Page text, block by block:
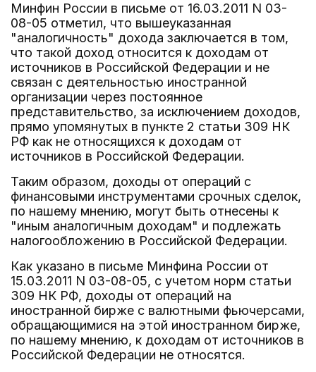
Минфин России в письме от 16.03.2011 N 03-
08-05 отметил, что вышеуказанная
"аналогичность" дохода заключается в том,
что такой доход относится к доходам от
источников в Российской Федерации и не
связан с деятельностью иностранной
организации через постоянное
представительство, за исключением доходов,
прямо упомянутых в пункте 2 статьи 309 НК
РФ как не относящихся к доходам от
источников в Российской Федерации.
Таким образом, доходы от операций с
финансовыми инструментами срочных сделок,
по нашему мнению, могут быть отнесены к
"иным аналогичным доходам" и подлежать
налогообложению в Российской Федерации.
Как указано в письме Минфина России от
15.03.2011 N 03-08-05, с учетом норм статьи
309 НК РФ, доходы от операций на
иностранной бирже с валютными фьючерсами,
обращающимися на этой иностранном бирже,
по нашему мнению, к доходам от источников в
Российской Федерации не относятся.